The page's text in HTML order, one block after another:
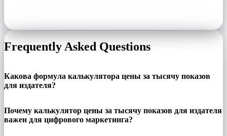
Frequently Asked Questions
Какова формула калькулятора цены за тысячу показов
для издателя?
Почему калькулятор цены за тысячу показов для издателя
важен для цифрового маркетинга?